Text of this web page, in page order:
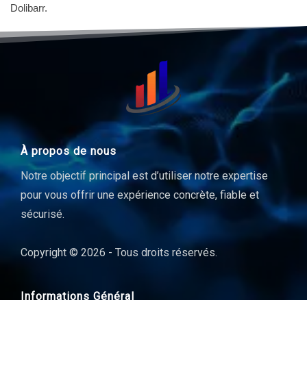
Dolibarr.
À propos de nous
Notre objectif principal est d’utiliser notre expertise
pour vous offrir une expérience concrète, fiable et
sécurisé.
Copyright © 2026 - Tous droits réservés.
Informations Général